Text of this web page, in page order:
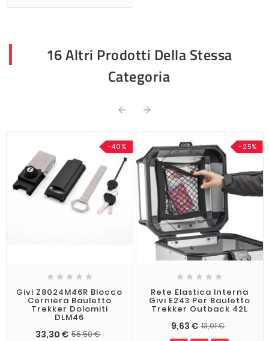
16 Altri Prodotti Della Stessa
Categoria
 
-40%
    
Givi Z8024M46R Blocco
Cerniera Bauletto
Trekker Dolomiti
DLM46
33,30 € 55,50 €
-25%
    
Rete Elastica Interna
Givi E243 Per Bauletto
Trekker Outback 42L
9,63 € 13,01 €